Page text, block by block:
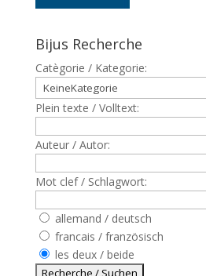
Bijus Recherche
Catègorie / Kategorie:
Plein texte / Volltext:
Auteur / Autor:
Mot clef / Schlagwort:
allemand / deutsch
francais / französisch
les deux / beide